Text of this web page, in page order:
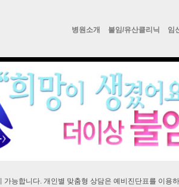
병원소개 불임/유산클리닉 임
가능합니다. 개인별 맞춤형 상담은 예비진단표를 이용